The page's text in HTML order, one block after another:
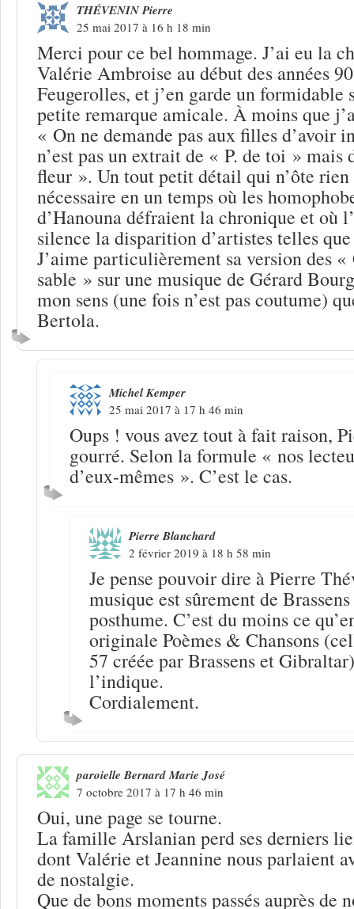
THÉVENIN Pierre
25 mai 2017 à 16 h 18 min
Merci pour ce bel hommage. J’ai eu la
Valérie Ambroise au début des années
Feugerolles, et j’en garde un formidable
petite remarque amicale. À moins que
« On ne demande pas aux filles d’avoir
n’est pas un extrait de « P. de toi » mais
fleur ». Un tout petit détail qui n’ôte
nécessaire en un temps où les
d’Hanouna défraient la chronique et où
silence la disparition d’artistes telles
J’aime particulièrement sa version des «
sable » sur une musique de Gérard
mon sens (une fois n’est pas coutume)
Bertola.
Michel Kemper
25 mai 2017 à 17 h 46 min
Oups ! vous avez tout à fait raison,
gourré. Selon la formule « nos
d’eux-mêmes ». C’est le cas.
Pierre Blanchard
2 février 2019 à 18 h 58 min
Je pense pouvoir dire à Pierre
musique est sûrement de
posthume. C’est du moins ce
originale Poèmes & Chansons
57 créée par Brassens et
l’indique.
Cordialement.
paroielle Bernard Marie José
7 octobre 2017 à 17 h 46 min
Oui, une page se tourne.
La famille Arslanian perd ses derniers
dont Valérie et Jeannine nous parlaient
de nostalgie.
Que de bons moments passés auprès de